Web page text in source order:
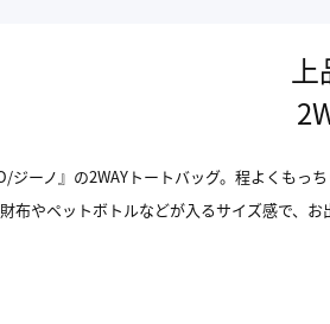
上
ジーノ』の2WAYトートバッグ。程よくも
布やペットボトルなどが入るサイズ感で、お